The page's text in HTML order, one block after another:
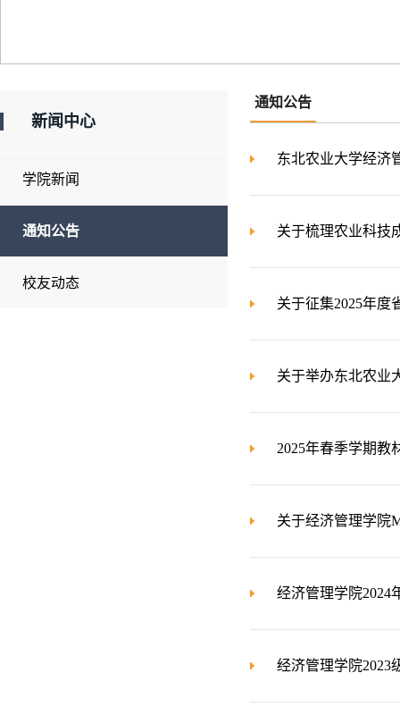
新闻中心
学院新闻
通知公告
校友动态
通知公告
东北农业大学经济
关于梳理农业科技
关于征集2025年度
关于举办东北农业
2025年春季学期教
关于经济管理学院
经济管理学院2024
经济管理学院2023